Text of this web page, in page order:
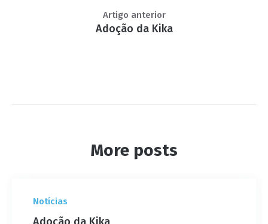
Adoção da Kika
Artigo anterior
More posts
Notícias